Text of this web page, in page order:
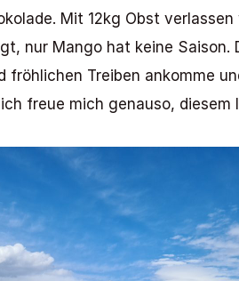
Mit 12kg Obst
nur Mango hat keine
fröhlichen Treiben ankomme
freue mich genauso,